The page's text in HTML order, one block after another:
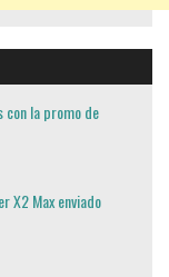
con la promo de
X2 Max enviado